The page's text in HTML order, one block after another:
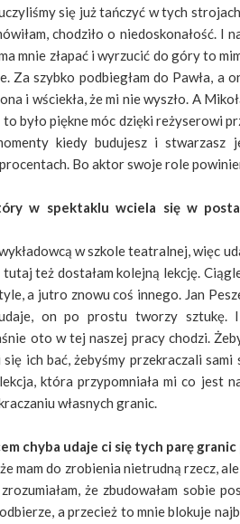
się już tańczyć w tych
chodziło o niedoskonałość.
mnie złapać i wyrzucić do góry to
Za szybko podbiegłam do Pawła, a
i wściekła, że mi nie wyszło. A
to było piękne móc dzięki reżyserowi
kiedy budujesz i stwarzasz
Bo aktor swoje role
w spektaklu wciela się w
wykładowcą w szkole teatralnej, więc
tutaj też dostałam kolejną lekcję.
a jutro znowu coś innego. Jan
on po prostu tworzy
oto w tej naszej pracy chodzi.
ich bać, żebyśmy przekraczali
która przypomniała mi co jest
własnych granic.
chyba udaje ci się tych parę granic
że mam do zrobienia nietrudną rzecz,
że zbudowałam sobie
a przecież to mnie blokuje